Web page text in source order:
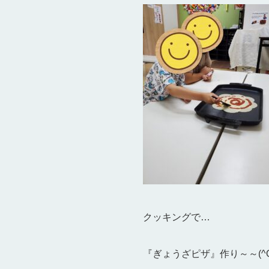
クッキングで…
『ぎょうざピザ』作り～～